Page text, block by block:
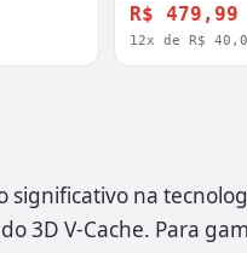
R$ 479,99
12x de R$
significativo na
3D V-Cache. Para